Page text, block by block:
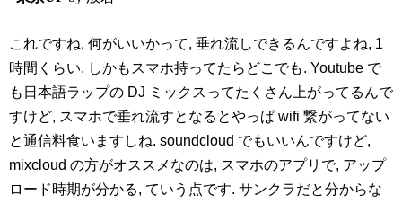
これですね, 何がいいかって, 垂れ流しできるんですよね, 1
時間くらい. しかもスマホ持ってたらどこでも. Youtube で
も日本語ラップの DJ ミックスってたくさん上がってるんで
すけど, スマホで垂れ流すとなるとやっぱ wifi 繋がってない
と通信料食いますしね. soundcloud でもいいんですけど,
mixcloud の方がオススメなのは, スマホのアプリで, アップ
ロード時期が分かる, ていう点です. サンクラだと分からな